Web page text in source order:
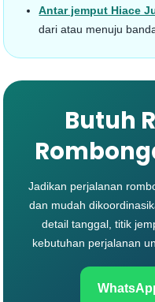
Antar jemput Hiace
dari atau menuju
Butuh
Jadikan perjalanan
dan mudah
detail tanggal, titik
kebutuhan perjalanan